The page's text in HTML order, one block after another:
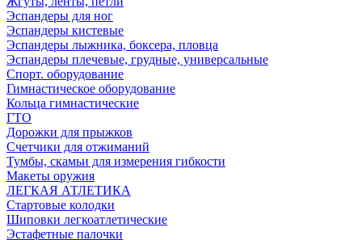
Эспандеры для ног
Эспандеры кистевые
Эспандеры лыжника, боксера, пловца
Эспандеры плечевые, грудные, универсальные
Спорт. оборудование
Гимнастическое оборудование
Кольца гимнастические
ГТО
Дорожки для прыжков
Счетчики для отжиманий
Тумбы, скамьи для измерения гибкости
Макеты оружия
ЛЕГКАЯ АТЛЕТИКА
Стартовые колодки
Шиповки легкоатлетические
Эстафетные палочки